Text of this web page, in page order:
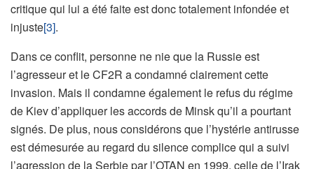
critique qui lui a été faite est donc totalement infondée et
injuste[3].
Dans ce conflit, personne ne nie que la Russie est
l’agresseur et le CF2R a condamné clairement cette
invasion. Mais il condamne également le refus du régime
de Kiev d’appliquer les accords de Minsk qu’il a pourtant
signés. De plus, nous considérons que l’hystérie antirusse
est démesurée au regard du silence complice qui a suivi
l’agression de la Serbie par l’OTAN en 1999, celle de l’Irak